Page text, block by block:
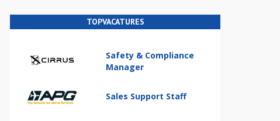
TOPVACATURES
Safety & Compliance
Manager
Sales Support Staff